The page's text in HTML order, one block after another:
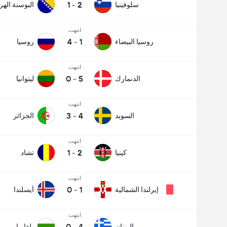
سلوفينيا 2
-
1 البوسنة
روسيا البيضاء
انتهت
1
-
4 روسيا
الدنمارك
انتهت
5
-
0 ليتوانيا
السويد
انتهت
4
-
3 الجزائر
كينيا
انتهت
2
-
1 تشاد
إيرلندا الشمالية
انتهت
1
-
0 أيسلندا
انتهت